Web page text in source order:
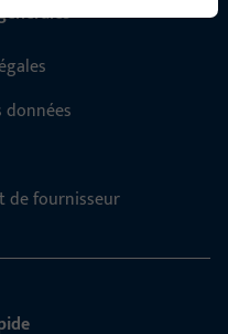
de fournisseur